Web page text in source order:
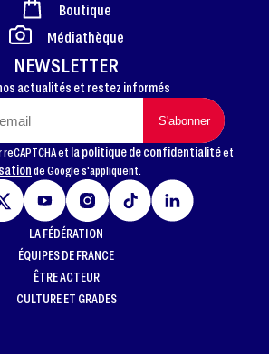
FOOTER
NEWSLETTER
actualités et restez informés
et la politique de confidentialitéet
de Google s'appliquent.
Boutique
Médiathèque
LA FÉDÉRATION
ÉQUIPES DE FRANCE
ÊTRE ACTEUR
CULTURE ET GRADES